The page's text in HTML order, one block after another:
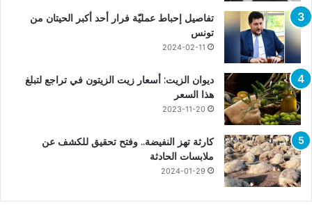
تفاصيل إحباط عمليّة فرار أحد أكبر الحيتان من
تونس
2024-02-11
ديوان الزيت: أسعار زيت الزيتون في تراجع لتبلغ
هذا السعر
2023-11-20
كارثة تهز النفيضة.. وفتح تحقيق للكشف عن
ملابسات الحادثة
2024-01-29